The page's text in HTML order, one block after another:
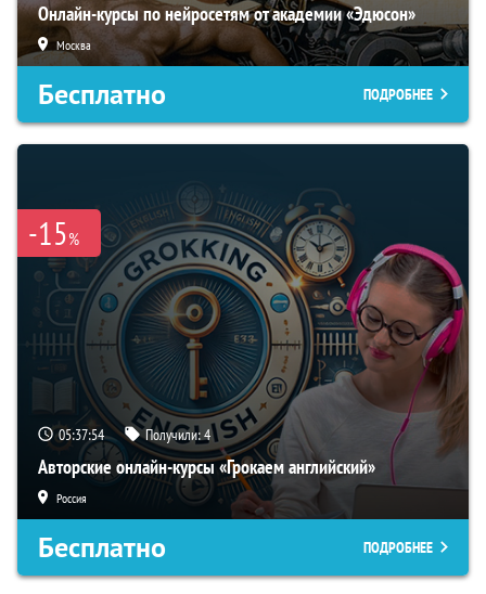
Онлайн-курсы по нейросетям от академии «Эдюсон»
Москва
Бесплатно ПОДРОБНЕЕ
-15%
05:37:54 Получили:4
Авторские онлайн-курсы «Грокаем английский»
Россия
Бесплатно ПОДРОБНЕЕ